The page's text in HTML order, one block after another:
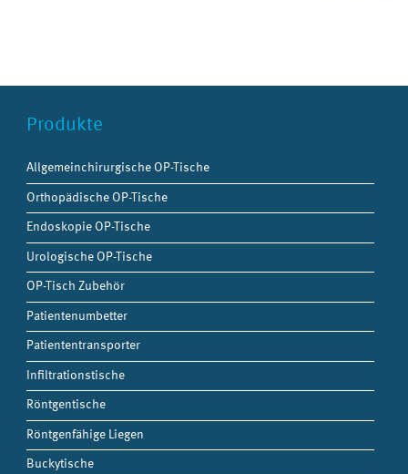
Produkte
Allgemeinchirurgische OP-Tische
Orthopädische OP-Tische
Endoskopie OP-Tische
Urologische OP-Tische
OP-Tisch Zubehör
Patientenumbetter
Patiententransporter
Infiltrationstische
Röntgentische
Röntgenfähige Liegen
Buckytische